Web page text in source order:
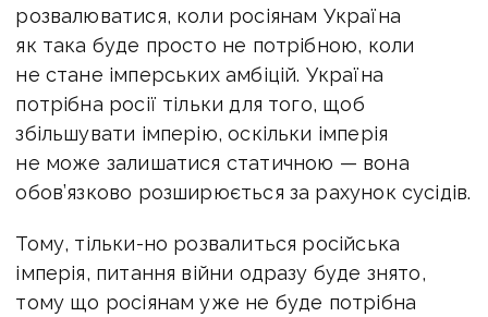
розвалюватися, коли росіянам Україна
як така буде просто не потрібною, коли
не стане імперських амбіцій. Україна
потрібна росії тільки для того, щоб
збільшувати імперію, оскільки імперія
не може залишатися статичною — вона
обов’язково розширюється за рахунок сусідів.
Тому, тільки-но розвалиться російська
імперія, питання війни одразу буде знято,
тому що росіянам уже не буде потрібна